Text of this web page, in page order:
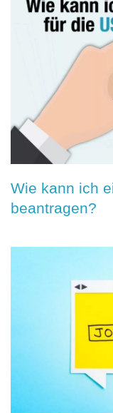
Wie kann ich
beantragen?